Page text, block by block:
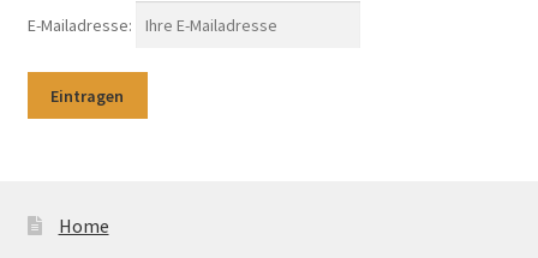
E-Mailadresse:
Home